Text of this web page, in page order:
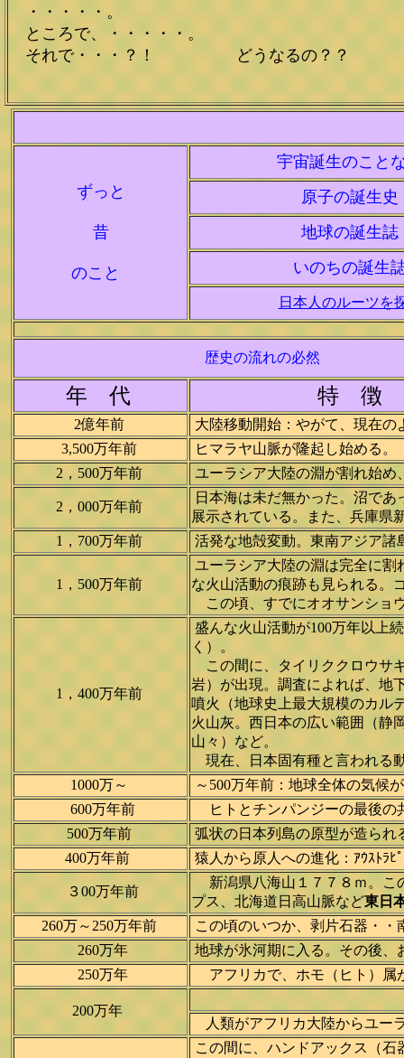
・・・・・。
ところで、・・・・・。
それで・・・？！ どうなるの？？
ずっと
昔
のこと
宇宙誕生のこと
原子の誕生史
地球の誕生誌
いのちの誕生
日本人のルーツを
歴史の流れの必然
年 代 特 徴
2億年前
大陸移動開始：やがて、現在
3,500万年前
ヒマラヤ山脈が隆起し始める。
2，500万年前
ユーラシア大陸の淵が割れ始め
2，000万年前
日本海は未だ無かった。沼で
展示されている。また、兵庫県
1，700万年前
活発な地殻変動。東南アジア
1，500万年前
ユーラシア大陸の淵は完全に割
な火山活動の痕跡も見られる。
この頃、すでにオオサンショ
1，400万年前
盛んな火山活動が100万年以上
く）。
この間に、タイリククロウサ
岩）が出現。調査によれば、地
噴火（地球史上最大規模のカル
火山灰。西日本の広い範囲（静
山々）など。
現在、日本固有種と言われる
1000万～
～500万年前：地球全体の気候
600万年前
ヒトとチンパンジーの最後の
500万年前
弧状の日本列島の原型が造られ
400万年前
猿人から原人への進化：ｱｳｽﾄﾗﾋ
３00万年前
新潟県八海山１７７８ｍ。
プス、北海道日高山脈など東日
260万～250万年前
この頃のいつか、剥片石器・・
260万年
地球が氷河期に入る。その後、
250万年
アフリカで、ホモ（ヒト）属
200万年
人類がアフリカ大陸からユー
この間に、ハンドアックス（